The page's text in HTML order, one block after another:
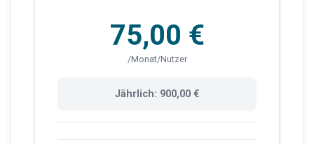
75,00 €
/Monat/Nutzer
Jährlich: 900,00 €